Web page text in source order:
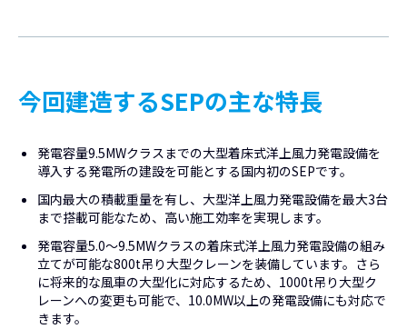
今回建造するSEPの主な特長
発電容量9.5MWクラスまでの大型着床式洋上風力発電設備を
導入する発電所の建設を可能とする国内初のSEPです。
国内最大の積載重量を有し、大型洋上風力発電設備を最大3台
まで搭載可能なため、高い施工効率を実現します。
発電容量5.0～9.5MWクラスの着床式洋上風力発電設備の組み
立てが可能な800t吊り大型クレーンを装備しています。さら
に将来的な風車の大型化に対応するため、1000t吊り大型ク
レーンへの変更も可能で、10.0MW以上の発電設備にも対応で
きます。